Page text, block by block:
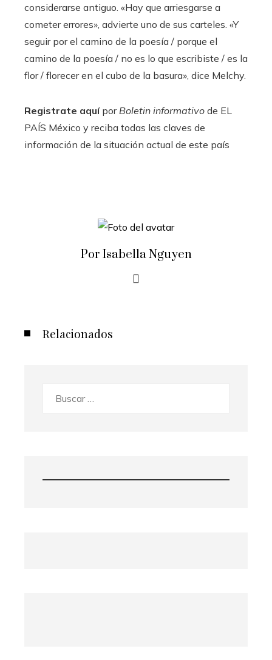
considerarse antiguo. «Hay que arriesgarse a
cometer errores», advierte uno de sus carteles. «Y
seguir por el camino de la poesía / porque el
camino de la poesía / no es lo que escribiste / es la
flor / florecer en el cubo de la basura», dice Melchy.
Registrate aquí por Boletin informativo de EL
PAÍS México y reciba todas las claves de
información de la situación actual de este país
Por Isabella Nguyen
Relacionados